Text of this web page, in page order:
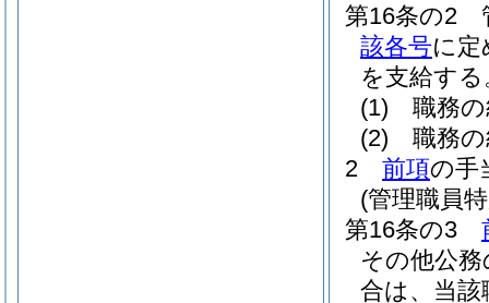
第16条の2
該各号に
を支給する
(1)
職務
(2)
職務
2
前項の手
(管理職員
第16条の3
その他公
合は、当該